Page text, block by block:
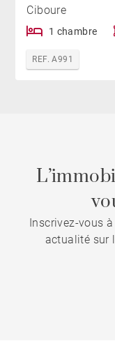
Ciboure
1 chambre
REF. A991
Inscrivez-vous
actualité sur